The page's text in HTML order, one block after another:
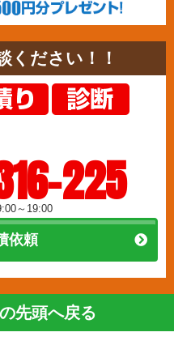
ください！！
225
～19:00
依頼
先頭へ戻る